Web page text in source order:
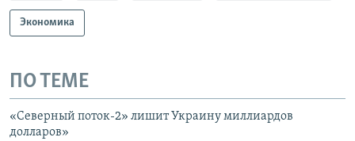
Экономика
ПО ТЕМЕ
«Северный поток-2» лишит Украину миллиардов
долларов»